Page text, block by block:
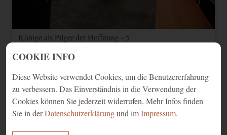
Könige als Pilger der Hoffnung - 5
COOKIE INFO
Diese Website verwendet Cookies, um die Benutzererfahrung
zu verbessern. Das Einverständnis in die Verwendung der
Cookies können Sie jederzeit widerrufen. Mehr Infos finden
Sie in derDatenschutzerklärungund imImpressum.